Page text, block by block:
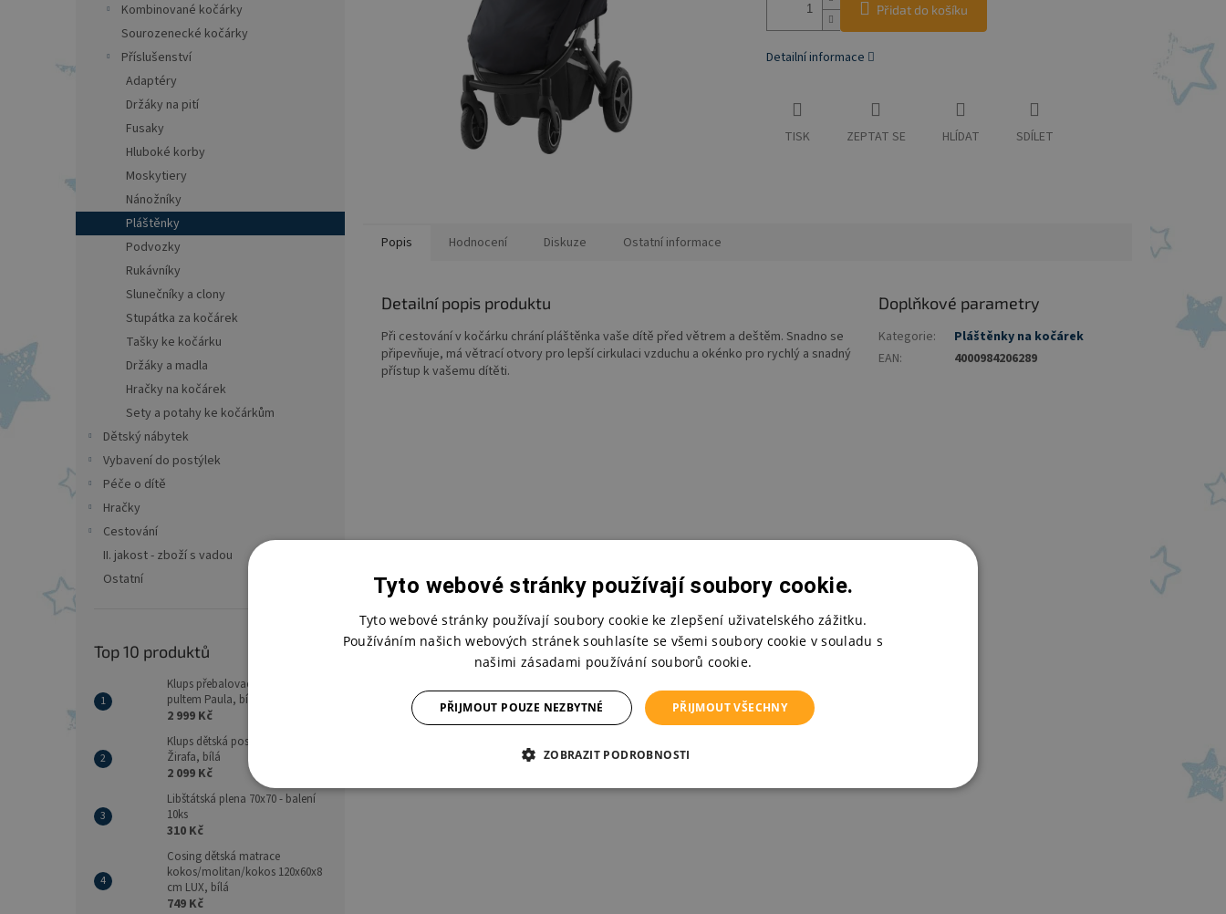
Kombinované kočárky
Sourozenecké kočárky
Příslušenství
Adaptéry
Držáky na pití
Fusaky
Hluboké korby
Moskytiery
Nánožníky
Pláštěnky
Podvozky
Rukávníky
Slunečníky a clony
Stupátka za kočárek
Tašky ke kočárku
Držáky a madla
Hračky na kočárek
Sety a potahy ke kočárkům
Dětský nábytek
Vybavení do postýlek
Péče o dítě
Hračky
Cestování
II. jakost - zboží s vadou
Ostatní
Top 10 produktů
Klups přebalovací komoda s
pultem Paula, bílá
2 999 Kč
Klups dětská postýlka Safari
Žirafa, bílá
2 099 Kč
Libštátská plena 70x70 - balení
10ks
310 Kč
Cosing dětská matrace
kokos/molitan/kokos 120x60x8
cm LUX, bílá
749 Kč
Přidat do košíku
Detailní informace
TISK ZEPTAT SE HLÍDAT SDÍLET
Popis Hodnocení Diskuze Ostatní informace
Detailní popis produktu
Při cestování v kočárku chrání pláštěnka vaše dítě před větrem a deštěm. Snadno se
připevňuje, má větrací otvory pro lepší cirkulaci vzduchu a okénko pro rychlý a snadný
přístup k vašemu dítěti.
Doplňkové parametry
Kategorie:
Pláštěnky na kočárek
EAN: 4000984206289
Tyto webové stránky používají soubory cookie.
Tyto webové stránky používají soubory cookie ke zlepšení uživatelského zážitku.
Používáním našich webových stránek souhlasíte se všemi soubory cookie v souladu s
našimi zásadami používání souborů cookie.
PŘIJMOUT VŠECHNY
PŘIJMOUT POUZE NEZBYTNÉ
ZOBRAZIT PODROBNOSTI